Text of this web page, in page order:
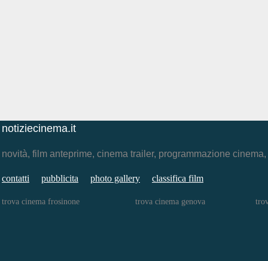
notiziecinema.it
novità, film anteprime, cinema trailer, programmazione
contatti pubblicita photo gallery classifica film
trova cinema frosinone trova cinema genova